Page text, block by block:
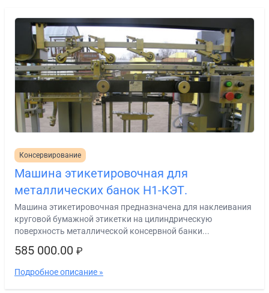
Консервирование
Машина этикетировочная для
металлических банок Н1-КЭТ.
Машина этикетировочная предназначена для наклеивания
круговой бумажной этикетки на цилиндрическую
поверхность металлической консервной банки...
585 000.00 ₽
Подробное описание »